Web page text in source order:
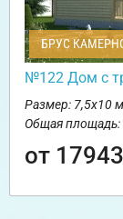
БРУС
№122 Дом с
Размер: 7,5х10 м
Общая площадь:
от